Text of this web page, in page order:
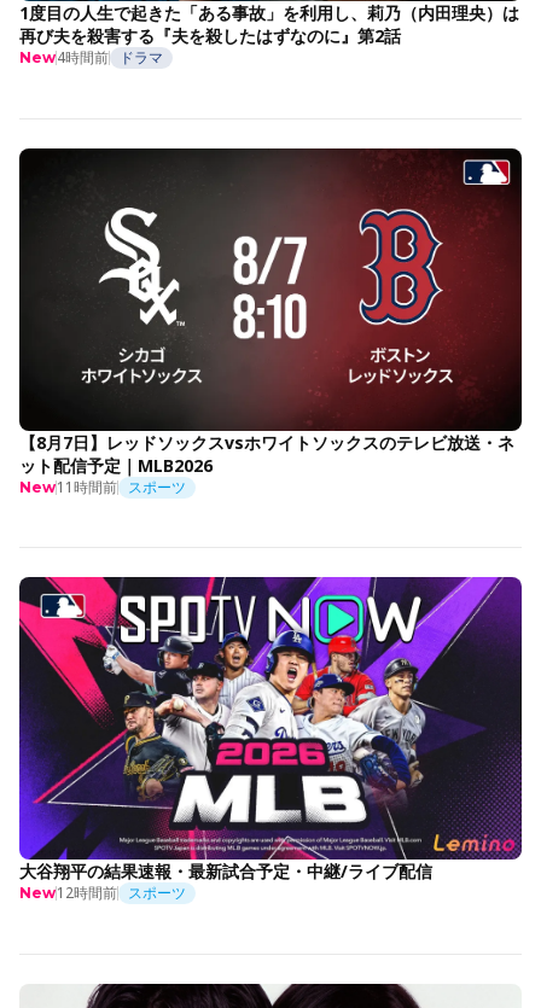
1度目の人生で起きた「ある事故」を利用し、莉乃（内田理央）は
再び夫を殺害する『夫を殺したはずなのに』第2話
New4時間前 ドラマ
【8月7日】レッドソックスvsホワイトソックスのテレビ放送・ネ
ット配信予定｜MLB2026
New11時間前 スポーツ
大谷翔平の結果速報・最新試合予定・中継/ライブ配信
New12時間前 スポーツ